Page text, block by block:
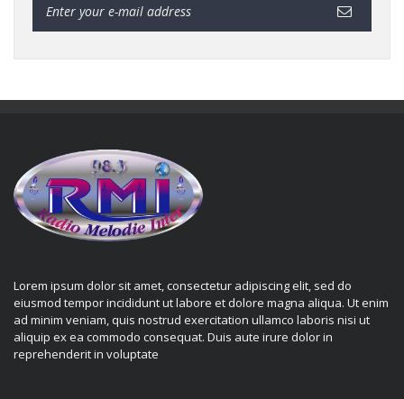
Lorem ipsum dolor sit amet, consectetur adipiscing elit, sed do
eiusmod tempor incididunt ut labore et dolore magna aliqua. Ut enim
ad minim veniam, quis nostrud exercitation ullamco laboris nisi ut
aliquip ex ea commodo consequat. Duis aute irure dolor in
reprehenderit in voluptate